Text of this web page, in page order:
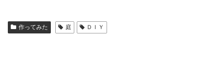
作ってみた 庭 ＤＩＹ